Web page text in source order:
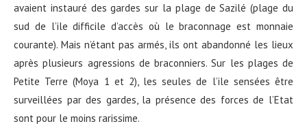
avaient instauré des gardes sur la plage de Sazilé (plage du
sud de l’ile difficile d’accès où le braconnage est monnaie
courante). Mais n’étant pas armés, ils ont abandonné les lieux
après plusieurs agressions de braconniers. Sur les plages de
Petite Terre (Moya 1 et 2), les seules de l’ile sensées être
surveillées par des gardes, la présence des forces de l’Etat
sont pour le moins rarissime.